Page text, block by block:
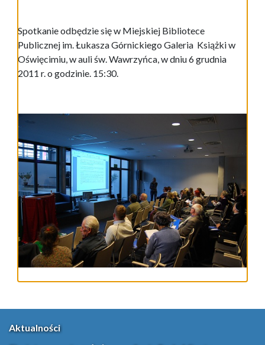
Spotkanie odbędzie się w Miejskiej Bibliotece
Publicznej im. Łukasza Górnickiego Galeria Książki w
Oświęcimiu, w auli św. Wawrzyńca, w dniu 6 grudnia
2011 r. o godzinie. 15:30.
Aktualności